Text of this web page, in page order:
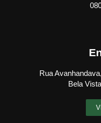
Rua
Bela